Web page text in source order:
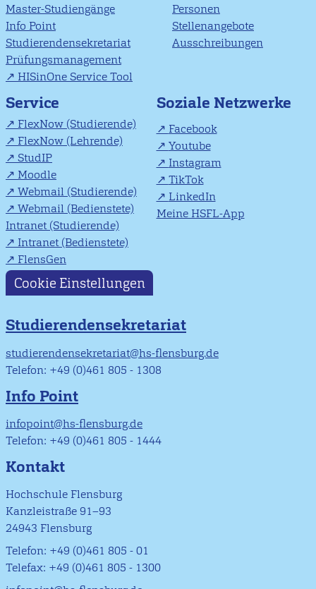
Master-Studiengänge
Info Point
Studierendensekretariat
Prüfungsmanagement
HISinOne Service Tool
Personen
Stellenangebote
Ausschreibungen
Service
FlexNow (Studierende)
FlexNow (Lehrende)
StudIP
Moodle
Webmail (Studierende)
Webmail (Bedienstete)
Intranet (Studierende)
Intranet (Bedienstete)
FlensGen
Soziale Netzwerke
Facebook
Youtube
Instagram
TikTok
LinkedIn
Meine HSFL-App
Cookie Einstellungen
Studierendensekretariat
studierendensekretariat@hs-flensburg.de
Telefon: +49 (0)461 805 - 1308
Info Point
infopoint@hs-flensburg.de
Telefon: +49 (0)461 805 - 1444
Kontakt
Hochschule Flensburg
Kanzleistraße 91–93
24943 Flensburg
Telefon: +49 (0)461 805 - 01
Telefax: +49 (0)461 805 - 1300